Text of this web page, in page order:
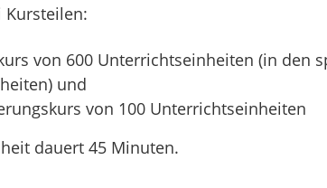
Kursteilen:
von 600 Unterrichtseinheiten (in den
und
von 100 Unterrichtseinheiten
dauert 45 Minuten.